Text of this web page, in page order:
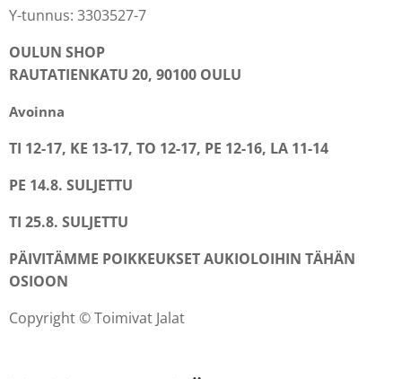
Y-tunnus: 3303527-7
OULUN SHOP
RAUTATIENKATU 20, 90100 OULU
Avoinna
TI 12-17, KE 13-17, TO 12-17, PE 12-16, LA 11-14
PE 14.8. SULJETTU
TI 25.8. SULJETTU
PÄIVITÄMME POIKKEUKSET AUKIOLOIHIN TÄHÄN
OSIOON
Copyright © Toimivat Jalat